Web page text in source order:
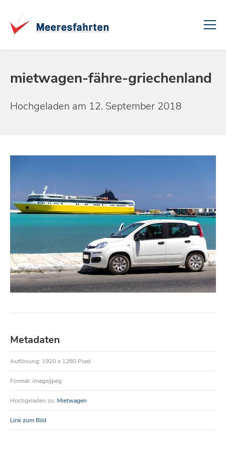
mietwagen-fähre-griechenland
Hochgeladen am 12. September 2018
Metadaten
Auflösung: 1920 x 1280 Pixel
Format: image/jpeg
Hochgeladen zu: Mietwagen
Link zum Bild